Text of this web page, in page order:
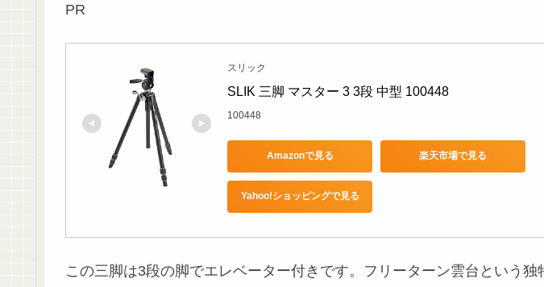
PR
スリック
SLIK 三脚 マスター 3 3段 中型 100448
100448
Amazonで見る 楽天市場で見る
Yahoo!ショッピングで見る
この三脚は3段の脚でエレベーター付きです。フリーターン雲台という独